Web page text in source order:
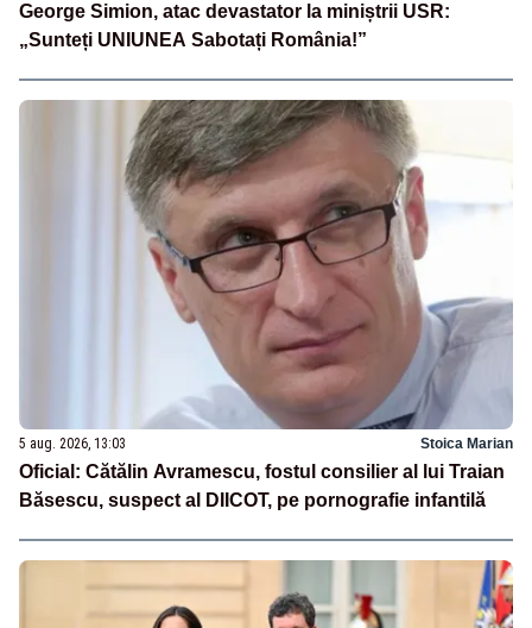
George Simion, atac devastator la miniștrii USR:
„Sunteți UNIUNEA Sabotați România!”
5 aug. 2026, 13:03 Stoica Marian
Oficial: Cătălin Avramescu, fostul consilier al lui Traian
Băsescu, suspect al DIICOT, pe pornografie infantilă